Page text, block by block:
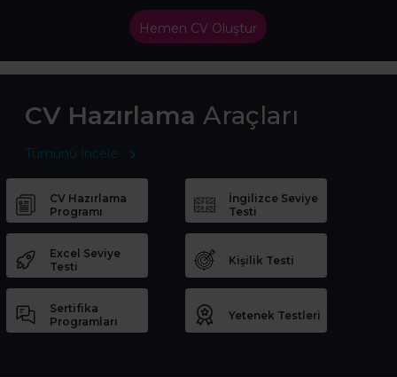
Hemen CV Oluştur
CV Hazırlama Araçları
Tümünü İncele
CV Hazırlama
Programı
İngilizce Seviye
Testi
Excel Seviye
Testi
Kişilik Testi
Sertifika
Programları
Yetenek Testleri